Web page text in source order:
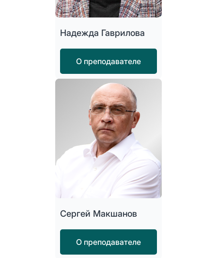
Надежда Гаврилова
О преподавателе
Сергей Макшанов
О преподавателе